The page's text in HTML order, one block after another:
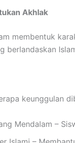
Akhlak
membentuk
berlandaskan
keunggulan
Mendalam –